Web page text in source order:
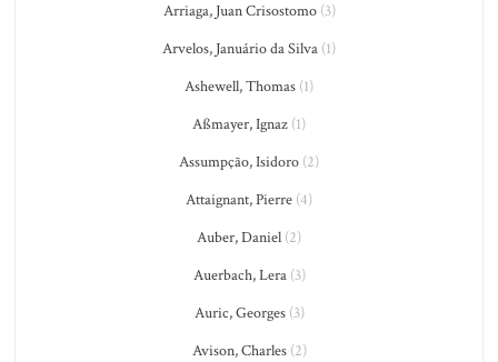
Arriaga, Juan Crisostomo(3)
Arvelos, Januário da Silva (1)
Ashewell, Thomas (1)
Aßmayer, Ignaz (1)
Assumpção, Isidoro (2)
Attaignant, Pierre (4)
Auber, Daniel (2)
Auerbach, Lera(3)
Auric, Georges(3)
Avison, Charles(2)